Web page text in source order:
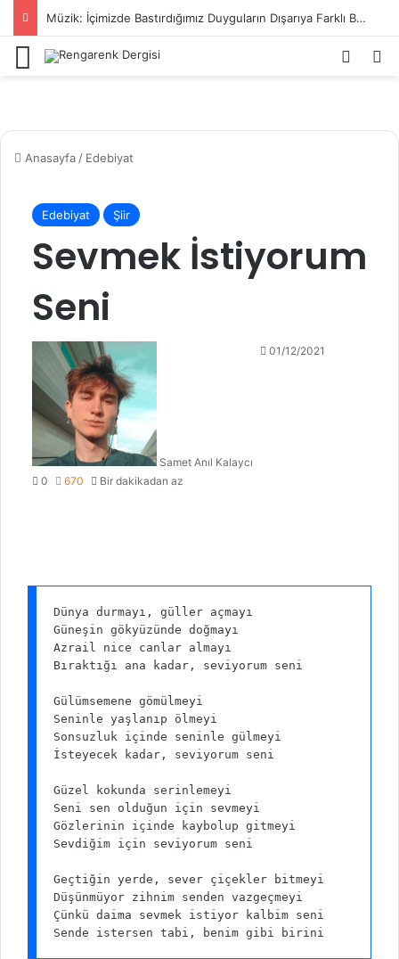
Müzik: İçimizde Bastırdığımız Duyguların Dışarıya Farklı Bir Yansıması Mıdır?
Menü Kayıt
Anasayfa / Edebiyat
Edebiyat Şiir
Sevmek İstiyorum
Seni
Samet Anıl Kalaycı
01/12/2021
0 670 Bir dakikadan az
Dünya durmayı, güller açmayı
Güneşin gökyüzünde doğmayı
Azrail nice canlar almayı
Bıraktığı ana kadar, seviyorum seni
Gülümsemene gömülmeyi
Seninle yaşlanıp ölmeyi
Sonsuzluk içinde seninle gülmeyi
İsteyecek kadar, seviyorum seni
Güzel kokunda serinlemeyi
Seni sen olduğun için sevmeyi
Gözlerinin içinde kaybolup gitmeyi
Sevdiğim için seviyorum seni
Geçtiğin yerde, sever çiçekler bitmeyi
Düşünmüyor zihnim senden vazgeçmeyi
Çünkü daima sevmek istiyor kalbim seni
Sende istersen tabi, benim gibi birini